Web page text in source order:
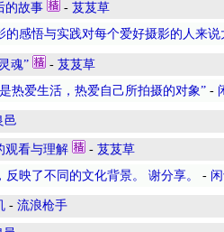
的故事 - 芨芨草
的感悟与实践对每个爱好摄影的人来说
魂” - 芨芨草
热爱生活，热爱自己所拍摄的对象” -
邑
观看与理解 - 芨芨草
映了不同的文化背景。 谢分享。
-
- 流浪枪手